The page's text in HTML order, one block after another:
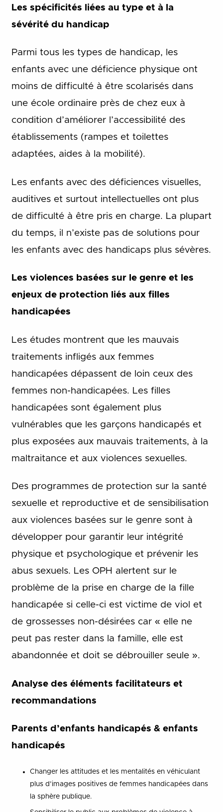
Les spécificités liées au type et à la
sévérité du handicap
Parmi tous les types de handicap, les
enfants avec une déficience physique ont
moins de difficulté à être scolarisés dans
une école ordinaire près de chez eux à
condition d’améliorer l’accessibilité des
établissements (rampes et toilettes
adaptées, aides à la mobilité).
Les enfants avec des déficiences visuelles,
auditives et surtout intellectuelles ont plus
de difficulté à être pris en charge. La plupart
du temps, il n’existe pas de solutions pour
les enfants avec des handicaps plus sévères.
Les violences basées sur le genre et les
enjeux de protection liés aux filles
handicapées
Les études montrent que les mauvais
traitements infligés aux femmes
handicapées dépassent de loin ceux des
femmes non-handicapées. Les filles
handicapées sont également plus
vulnérables que les garçons handicapés et
plus exposées aux mauvais traitements, à la
maltraitance et aux violences sexuelles.
Des programmes de protection sur la santé
sexuelle et reproductive et de sensibilisation
aux violences basées sur le genre sont à
développer pour garantir leur intégrité
physique et psychologique et prévenir les
abus sexuels. Les OPH alertent sur le
problème de la prise en charge de la fille
handicapée si celle-ci est victime de viol et
de grossesses non-désirées car « elle ne
peut pas rester dans la famille, elle est
abandonnée et doit se débrouiller seule ».
Analyse des éléments facilitateurs et
recommandations
Parents d’enfants handicapés & enfants
handicapés
Changer les attitudes et les mentalités en véhiculant
plus d’images positives de femmes handicapées dans
la sphère publique.